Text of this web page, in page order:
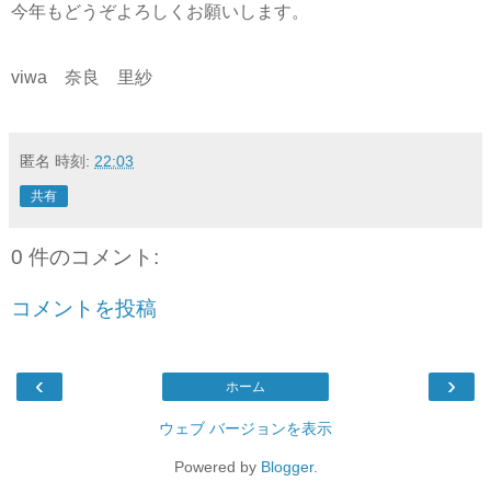
今年もどうぞよろしくお願いします。
viwa 奈良 里紗
匿名 時刻: 22:03
共有
0 件のコメント:
コメントを投稿
‹ ›
ホーム
ウェブ バージョンを表示
Powered by Blogger.